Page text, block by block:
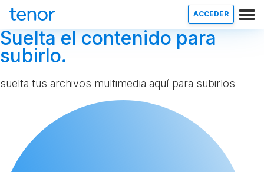
ACCEDER
Suelta el contenido para
subirlo.
suelta tus archivos multimedia aquí para subirlos